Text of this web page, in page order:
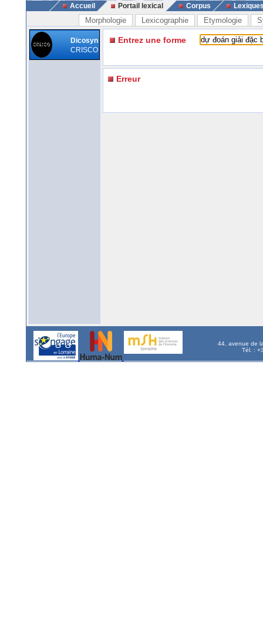
Accueil Portail lexical Corpus
Morphologie Lexicographie Etymologie
Dicosyn
CRISCO
Entrez une forme
Erreur
44, avenue de
Tél. :